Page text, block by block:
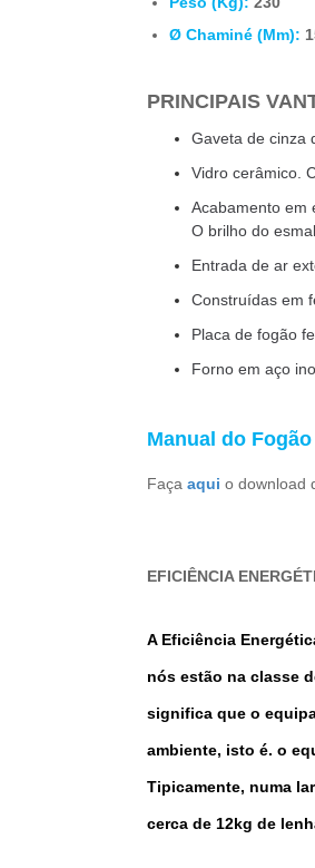
Ø Chaminé (Mm):
PRINCIPAIS
Gaveta de cinza
Vidro cerâmico.
Acabamento em
O brilho do
Entrada de ar
Construídas em
Placa de fogão
Forno em aço
Manual do
Faça aqui o download
EFICIÊNCIA
A Eficiência
nós estão na classe
significa que o
ambiente, isto é. o
Tipicamente, numa
cerca de 12kg de